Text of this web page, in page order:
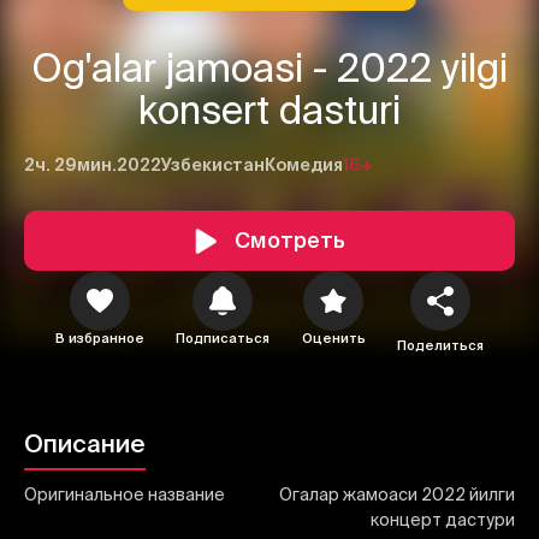
Og'alar jamoasi - 2022 yilgi
konsert dasturi
2ч. 29мин.2022Узбекистан Комедия16+
Смотреть
В избранное Подписаться Оценить Поделиться
Описание
Оригинальное название
Огалар жамоаси 2022 йилги
концерт дастури
1
Отправить
Отменить Авторизоваться